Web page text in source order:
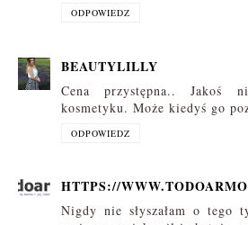
ODPOWIEDZ
BEAUTYLILLY
Cena przystępna.. Jakoś
kosmetyku. Może kiedyś go
ODPOWIEDZ
HTTPS://
Nigdy nie słyszałam o tego